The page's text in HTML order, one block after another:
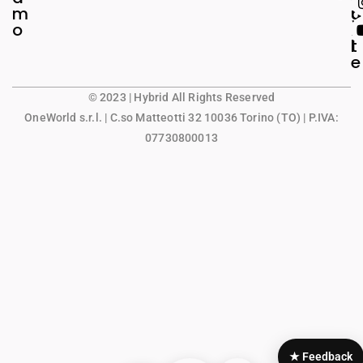
m
o
g
a
l
e
u
n
t
© 2023 | Hybrid All Rights Reserved
OneWorld s.r.l. | C.so Matteotti 32 10036 Torino (TO) | P.IVA:
07730800013
★ Feedback